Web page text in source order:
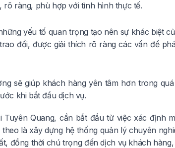
rõ ràng, phù hợp với tình hình thực tế.
yếu tố quan trọng tạo nên sự khác biệt
đổi, được giải thích rõ ràng các vấn đề
sẽ giúp khách hàng yên tâm hơn trong
khi bắt đầu dịch vụ.
Quang, cần bắt đầu từ việc xác định
là xây dựng hệ thống quản lý chuyên
đồng thời chú trọng đến dịch vụ khách